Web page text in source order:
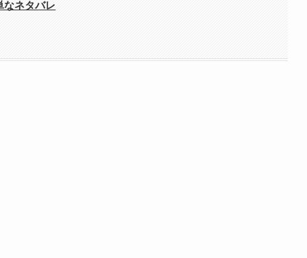
ネタバレ